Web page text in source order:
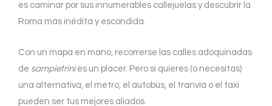
es caminar por sus innumerables callejuelas y descubrir la
Roma más inédita y escondida.
Con un mapa en mano, recorrerse las calles adoquinadas
de sampietrinies un placer. Pero si quieres (o necesitas)
una alternativa, el metro, el autobús, el tranvía o el taxi
pueden ser tus mejores aliados.